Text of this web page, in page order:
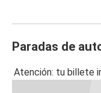
Paradas de
Atención: tu billete